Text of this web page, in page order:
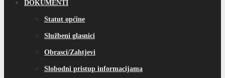
DOKUMENTI
Statut općine
Službeni glasnici
Obrasci/Zahtjevi
Slobodni pristup informacijama